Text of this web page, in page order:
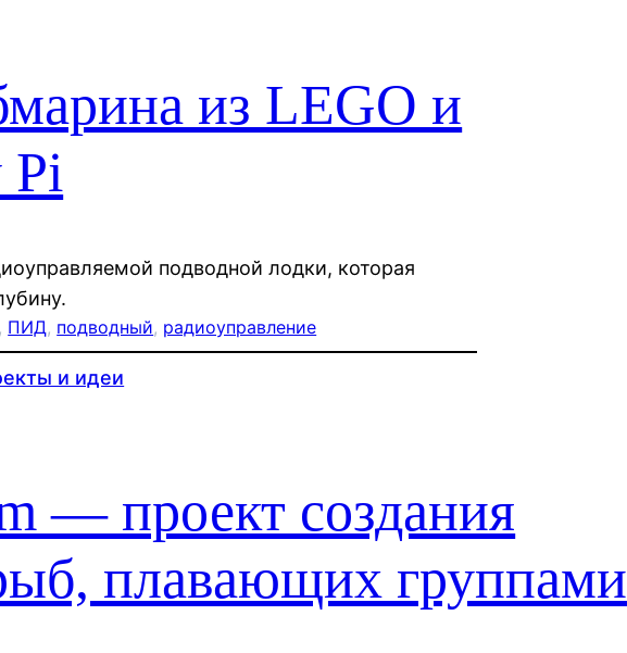
из LEGO и
Pi
подводной лодки, которая
, ПИД, подводный, радиоуправление
и идеи
— проект создания
плавающих группами